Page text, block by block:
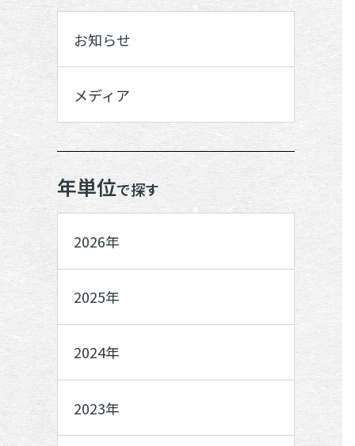
お知らせ
メディア
年単位で探す
2026年
2025年
2024年
2023年